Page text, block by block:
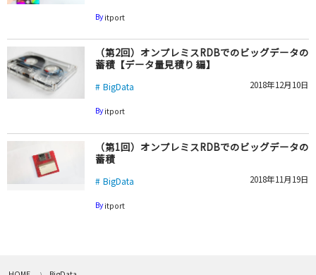
Byitport
（第2回）オンプレミスRDBでのビッグデータの
蓄積【データ量見積り 編】
BigData 2018年12月10日
Byitport
（第1回）オンプレミスRDBでのビッグデータの
蓄積
BigData 2018年11月19日
Byitport